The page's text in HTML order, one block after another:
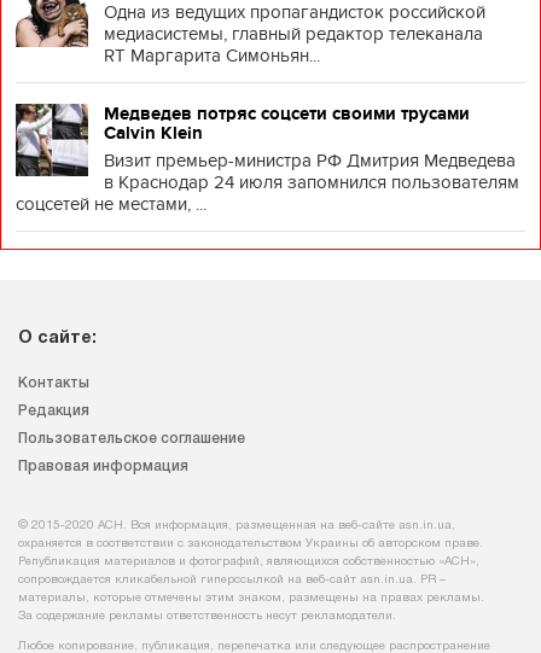
Одна из ведущих пропагандисток российской
медиасистемы, главный редактор телеканала
RT Маргарита Симоньян...
Медведев потряс соцсети своими трусами
Calvin Klein
Визит премьер-министра РФ Дмитрия Медведева
в Краснодар 24 июля запомнился пользователям
соцсетей не местами, ...
О сайте:
Контакты
Редакция
Пользовательское соглашение
Правовая информация
© 2015-2020 АСН. Вся информация, размещенная на веб-сайте asn.in.ua,
охраняется в соответствии с законодательством Украины об авторском праве.
Републикация материалов и фотографий, являющихся собственностью «АСН»,
сопровождается кликабельной гиперссылкой на веб-сайт asn.іn.ua. PR –
материалы, которые отмечены этим знаком, размещены на правах рекламы.
За содержание рекламы ответственность несут рекламодатели.
Любое копирование, публикация, перепечатка или следующее распространение